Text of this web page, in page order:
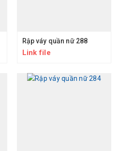
Rập váy quần nữ 288
Link file